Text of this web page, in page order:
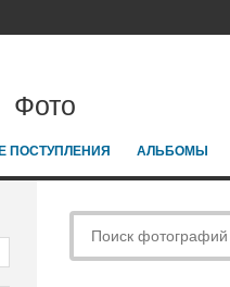
Фото
ПОСТУПЛЕНИЯ АЛЬБОМЫ